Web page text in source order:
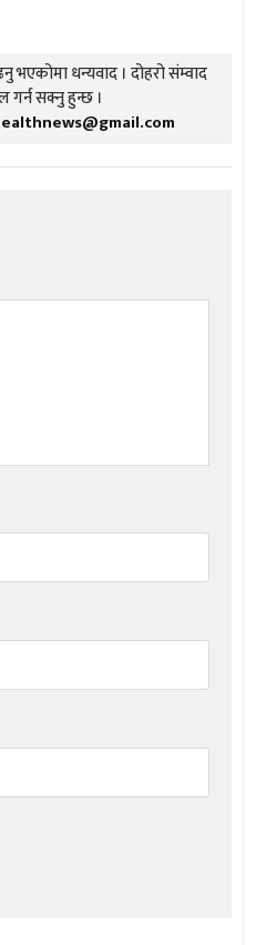
भएकोमा धन्यवाद । दोहरो संम्वाद
गर्न सक्नु हुन्छ ।